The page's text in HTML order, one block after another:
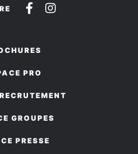
Suivez-
sur
Suivez-
PRO
GROUPES
PRESSE